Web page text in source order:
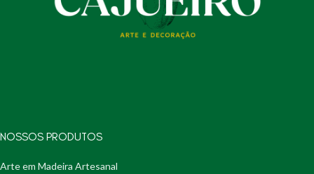
NOSSOS PRODUTOS
Arte em Madeira Artesanal